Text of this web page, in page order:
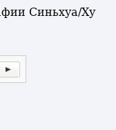
Синьхуа/Ху